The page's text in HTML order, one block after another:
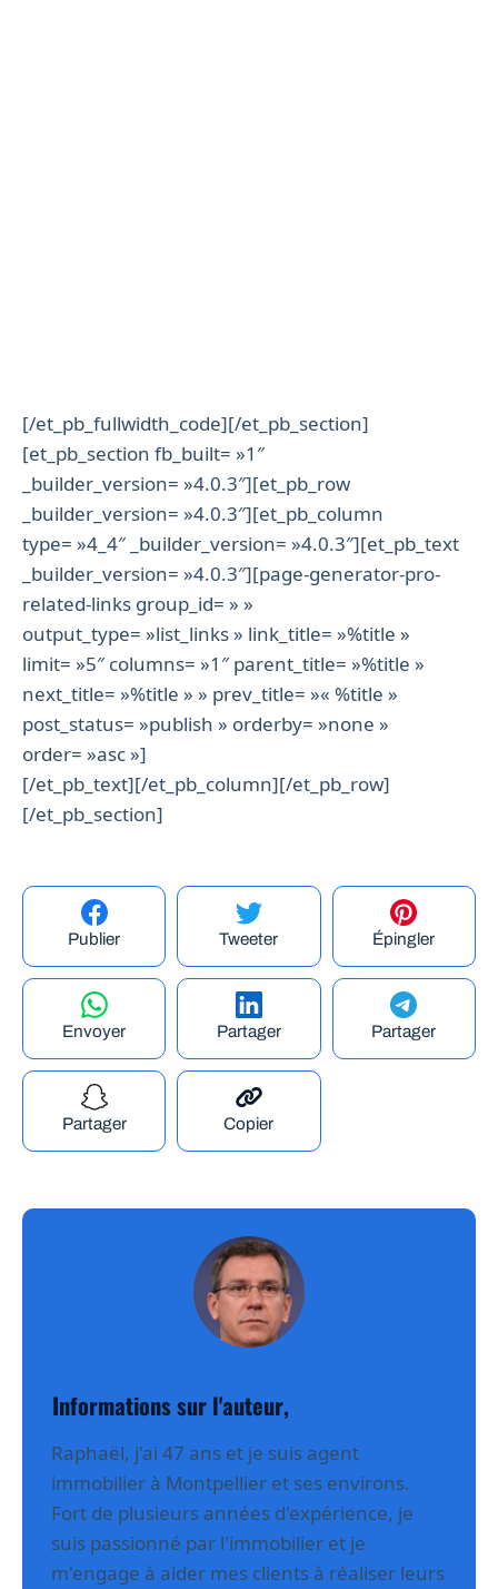
[/et_pb_fullwidth_code][/et_pb_section]
[et_pb_section fb_built= »1″
_builder_version= »4.0.3″][et_pb_row
_builder_version= »4.0.3″][et_pb_column
type= »4_4″ _builder_version= »4.0.3″][et_pb_text
_builder_version= »4.0.3″][page-generator-pro-
related-links group_id= » »
output_type= »list_links » link_title= »%title »
limit= »5″ columns= »1″ parent_title= »%title »
next_title= »%title » » prev_title= »« %title »
post_status= »publish » orderby= »none »
order= »asc »]
[/et_pb_text][/et_pb_column][/et_pb_row]
[/et_pb_section]
Publier Tweeter Épingler
Envoyer Partager Partager
Partager Copier
Informations sur l'auteur,
Raphaël, j'ai 47 ans et je suis agent
immobilier à Montpellier et ses environs.
Fort de plusieurs années d'expérience, je
suis passionné par l'immobilier et je
m'engage à aider mes clients à réaliser leurs